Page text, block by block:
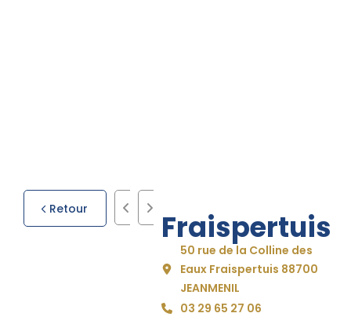
Retour Fraispertuis
50 rue de la Colline des
Eaux Fraispertuis 88700
JEANMENIL
03 29 65 27 06